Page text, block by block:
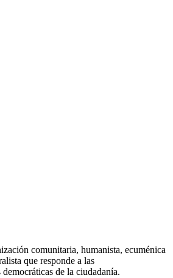
comunitaria, humanista, ecuménica
que responde a las
democráticas de la ciudadanía.